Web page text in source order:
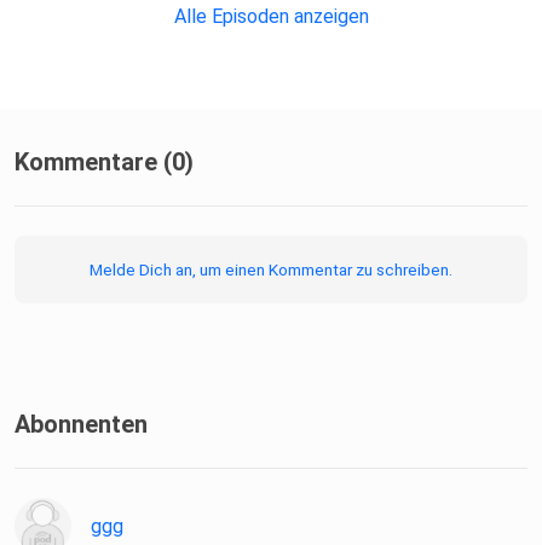
Alle Episoden anzeigen
Kommentare (0)
Melde Dich an, um einen Kommentar zu schreiben.
Abonnenten
ggg